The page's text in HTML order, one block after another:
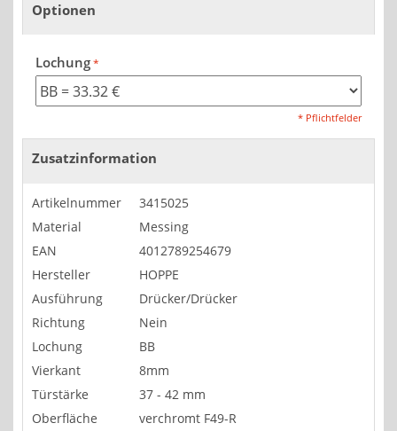
Optionen
Lochung
* Pflichtfelder
Zusatzinformation
Artikelnummer
3415025
Material
Messing
EAN
4012789254679
Hersteller
HOPPE
Ausführung
Drücker/Drücker
Richtung
Nein
Lochung
BB
Vierkant
8mm
Türstärke
37 - 42 mm
Oberfläche
verchromt F49-R